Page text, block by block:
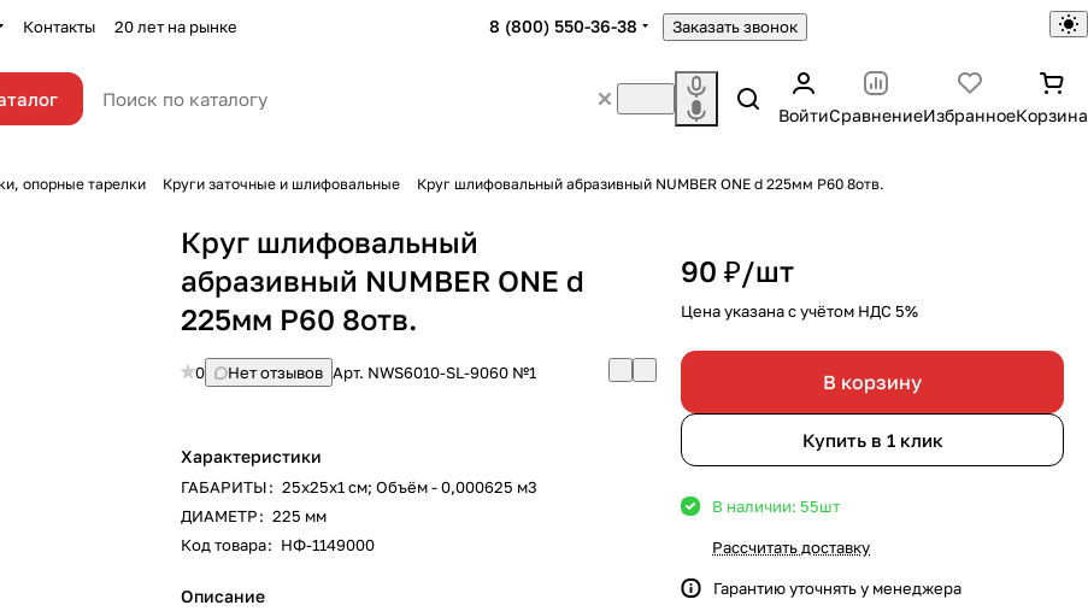
Контакты 20 лет на рынке 8 (800) 550-36-38 Заказать звонок
ВойтиСравнениеИзбранноеКорзина
опорные тарелки Круги заточные и шлифовальные Круг шлифовальный абразивный NUMBER ONE d 225мм Р60 8отв.
Круг шлифовальный
абразивный NUMBER ONE d
225мм Р60 8отв.
0 Нет отзывов Арт. NWS6010-SL-9060 №1
Характеристики
ГАБАРИТЫ: 25х25х1 см; Объём - 0,000625 м3
ДИАМЕТР: 225 мм
Код товара: НФ-1149000
Описание
90 ₽/шт
Цена указана с учётом НДС 5%
В корзину
Купить в 1 клик
В наличии: 55шт
Рассчитать доставку
Гарантию уточнять у менеджера